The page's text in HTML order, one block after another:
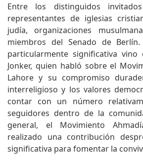
Entre los distinguidos
representantes de iglesias
judía, organizaciones
miembros del Senado de
particularmente significativa vino
Jonker, quien habló sobre el
Lahore y su compromiso
interreligioso y los valores
contar con un número
seguidores dentro de la
general, el Movimiento
realizado una contribución
significativa para fomentar la